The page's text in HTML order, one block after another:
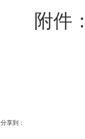
附件
分享到：